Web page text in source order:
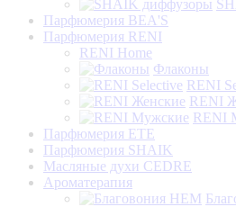
Парфюмерия BEA'S
Парфюмерия RENI
RENI Home
Флаконы
RENI
RENI
RENI
Парфюмерия ETE
Парфюмерия SHAIK
Масляные духи CEDRE
Ароматерапия